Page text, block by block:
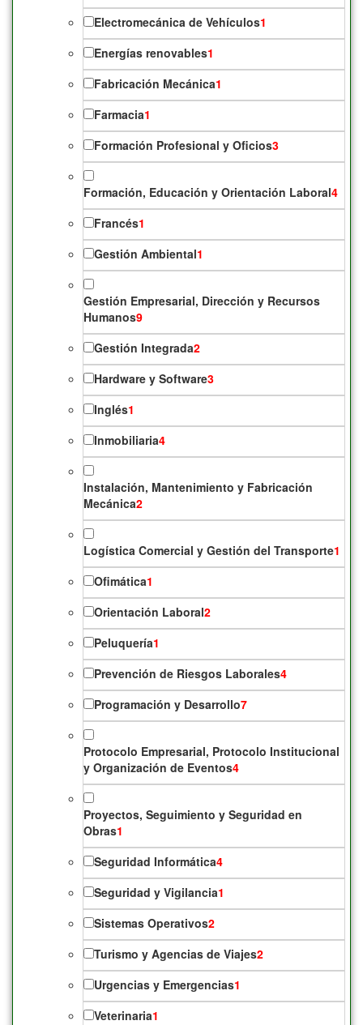
Electromecánica de Vehículos1
Energías renovables1
Fabricación Mecánica1
Farmacia1
Formación Profesional y Oficios3
Formación, Educación y Orientación Laboral4
Francés1
Gestión Ambiental1
Gestión Empresarial, Dirección y Recursos
Humanos9
Gestión Integrada2
Hardware y Software3
Inglés1
Inmobiliaria4
Instalación, Mantenimiento y Fabricación
Mecánica2
Logística Comercial y Gestión del Transporte1
Ofimática1
Orientación Laboral2
Peluquería1
Prevención de Riesgos Laborales4
Programación y Desarrollo7
Protocolo Empresarial, Protocolo Institucional
y Organización de Eventos4
Proyectos, Seguimiento y Seguridad en
Obras1
Seguridad Informática4
Seguridad y Vigilancia1
Sistemas Operativos2
Turismo y Agencias de Viajes2
Urgencias y Emergencias1
Veterinaria1